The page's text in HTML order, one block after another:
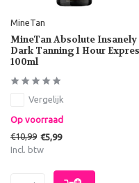
MineTan
MineTan Absolute Insanely
Dark Tanning 1 Hour
100ml
Vergelijk
Op voorraad
€10,99 €5,99
Incl. btw